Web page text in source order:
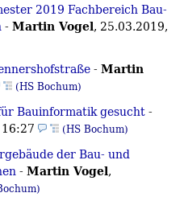
2019 Fachbereich Bau-
- Martin Vogel, 25.03.2019,
- Martin
(HS Bochum)
Bauinformatik gesucht-
(HS Bochum)
der Bau- und
- Martin Vogel,